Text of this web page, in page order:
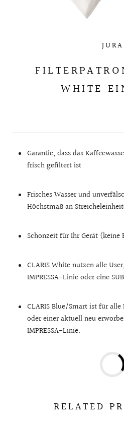
JURA
WHITE
Garantie, dass das
frisch gefiltert ist
Frisches Wasser und
Höchstmaß an
Schonzeit für Ihr Gerät
CLARIS White nutzen alle
IMPRESSA-Linie oder eine
CLARIS Blue/Smart ist für alle
oder einer aktuell neu
IMPRESSA-Linie.
RELATED